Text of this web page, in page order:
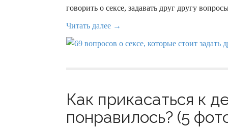
говорить о сексе, задавать друг другу
Читать далее →
Как прикасаться к
понравилось? (5